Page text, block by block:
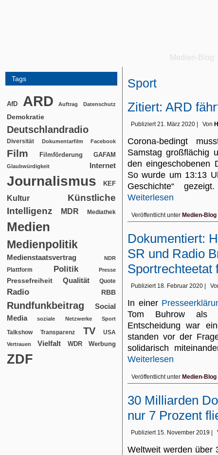
Medien-Blog
Tags
AfD ARD Auftrag Datenschutz
Demokratie
Deutschlandradio
Diversität Dokumentarfilm Facebook
Film Filmförderung GAFAM
Glaubwürdigkeit Internet
Journalismus KEF
Kultur
Künstliche
Intelligenz
MDR Mediathek
Medien
Medienpolitik
Medienstaatsvertrag NDR
Plattform Politik Presse
Pressefreiheit Qualität Quote
Radio RBB
Rundfunkbeitrag
Social
Media
soziale Netzwerke Sport
Talkshow Transparenz TV USA
Vertrauen Vielfalt WDR Werbung
ZDF
Sport
Zitiert: ARD
Publiziert 21. März 2020 Von
Corona-bedingt
Samstag
den eingeschobenen
So wurde um 13:13
Geschichte“
Weiterlesen
Veröffentlicht unter Medien-Blog
Dokumentiert:
SR und Radio
Sportrechteetat
Publiziert 18. Februar 2020
In einer
Tom Buhrow als
Entscheidung war
standen vor der
solidarisch
Weiterlesen
Veröffentlicht unter Medien-Blog
30 Milliarden
nur 7 Prozent
Publiziert 15. November 2019
Weltweit werden über